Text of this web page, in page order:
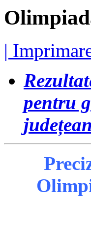
|
pentru